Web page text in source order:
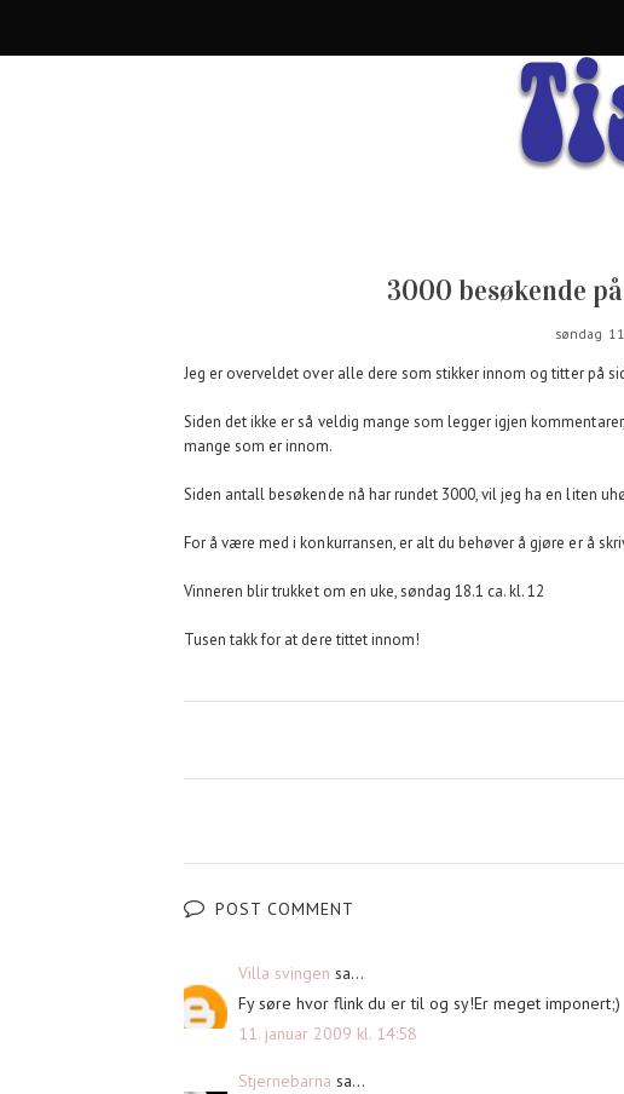
3000 besøkende
søndag
Jeg er overveldet over alle dere som stikker innom og titter på
Siden det ikke er så veldig mange som legger igjen
mange som er innom.
Siden antall besøkende nå har rundet 3000, vil jeg ha en liten
For å være med i konkurransen, er alt du behøver å gjøre er å
Vinneren blir trukket om en uke, søndag 18.1 ca. kl. 12
Tusen takk for at dere tittet innom!
POST COMMENT
Villa svingen sa...
Fy søre hvor flink du er til og sy!Er meget imponert;)
11. januar 2009 kl. 14:58
Stjernebarna sa...